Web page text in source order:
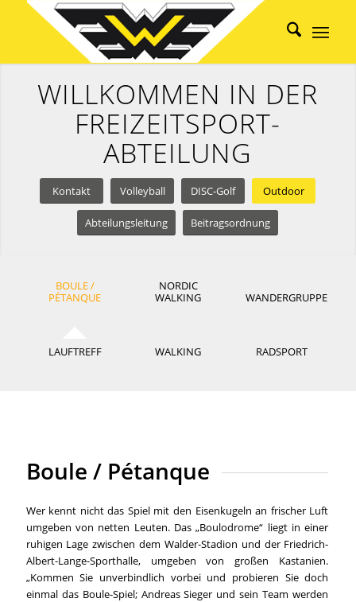
WILLKOMMEN IN DER
FREIZEITSPORT-
ABTEILUNG
Kontakt Volleyball DISC-Golf Outdoor
Abteilungsleitung Beitragsordnung
BOULE /
PÉTANQUE
NORDIC
WALKING
WANDERGRUPPE
LAUFTREFF WALKING RADSPORT
Boule / Pétanque
Wer kennt nicht das Spiel mit den Eisenkugeln an frischer Luft
umgeben von netten Leuten. Das „Boulodrome“ liegt in einer
ruhigen Lage zwischen dem Walder-Stadion und der Friedrich-
Albert-Lange-Sporthalle, umgeben von großen Kastanien.
„Kommen Sie unverbindlich vorbei und probieren Sie doch
einmal das Boule-Spiel; Andreas Sieger und sein Team werden